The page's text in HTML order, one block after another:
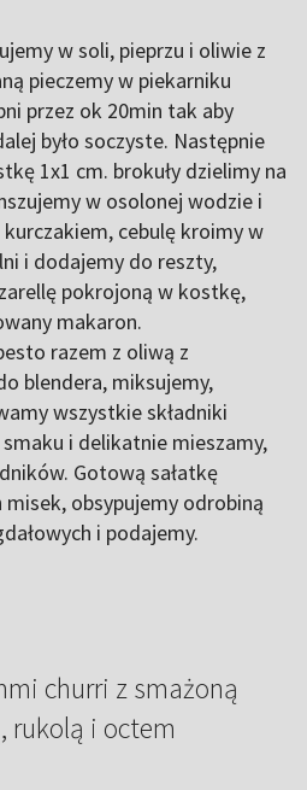
w soli, pieprzu i oliwie z
pieczemy w piekarniku
przez ok 20min tak aby
było soczyste. Następnie
1x1 cm. brokuły dzielimy na
w osolonej wodzie i
cebulę kroimy w
i dodajemy do reszty,
pokrojoną w kostkę,
makaron.
razem z oliwą z
blendera, miksujemy,
wszystkie składniki
i delikatnie mieszamy,
Gotową sałatkę
misek, obsypujemy odrobiną
i podajemy.
churri z smażoną
rukolą i octem